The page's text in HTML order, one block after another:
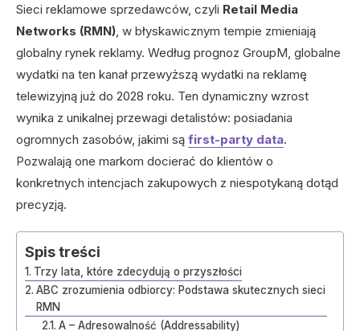
Sieci reklamowe sprzedawców, czyli Retail Media
Networks (RMN), w błyskawicznym tempie zmieniają
globalny rynek reklamy. Według prognoz GroupM, globalne
wydatki na ten kanał przewyższą wydatki na reklamę
telewizyjną już do 2028 roku. Ten dynamiczny wzrost
wynika z unikalnej przewagi detalistów: posiadania
ogromnych zasobów, jakimi są first-party data.
Pozwalają one markom docierać do klientów o
konkretnych intencjach zakupowych z niespotykaną dotąd
precyzją.
Spis treści
Trzy lata, które zdecydują o przyszłości
ABC zrozumienia odbiorcy: Podstawa skutecznych sieci
RMN
A – Adresowalność (Addressability)